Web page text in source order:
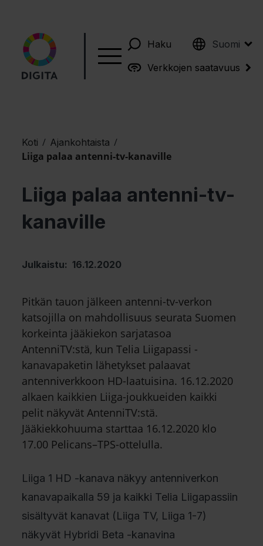
Haku Suomi
English
Verkkojen saatavuus
Koti / Ajankohtaista /
Liiga palaa antenni-tv-kanaville
Liiga palaa antenni-tv-
kanaville
Julkaistu: 16.12.2020
Pitkän tauon jälkeen antenni-tv-verkon
katsojilla on mahdollisuus seurata Suomen
korkeinta jääkiekon sarjatasoa
AntenniTV:stä, kun Telia Liigapassi -
kanavapaketin lähetykset palaavat
antenniverkkoon HD-laatuisina. 16.12.2020
alkaen kaikkien Liiga-joukkueiden kaikki
pelit näkyvät AntenniTV:stä.
Jääkiekkohuuma starttaa 16.12.2020 klo
17.00 Pelicans–TPS-ottelulla.
Liiga 1 HD -kanava näkyy antenniverkon
kanavapaikalla 59 ja kaikki Telia Liigapassiin
sisältyvät kanavat (Liiga TV, Liiga 1-7)
näkyvät Hybridi Beta -kanavina